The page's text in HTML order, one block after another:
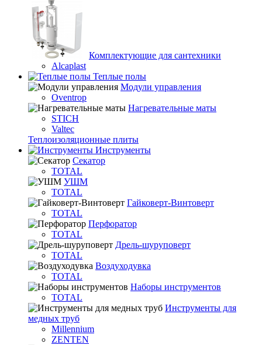
Комплектующие для сантехники
Alcaplast
Теплые полы
Модули управления
Oventrop
Нагревательные маты
STICH
Valtec
Теплоизоляционные плиты
Инструменты
Секатор
TOTAL
УШМ
TOTAL
Гайковерт-Винтоверт
TOTAL
Перфоратор
TOTAL
Дрель-шуруповерт
TOTAL
Воздуходувка
TOTAL
Наборы инструментов
TOTAL
Инструменты для
медных труб
Millennium
ZENTEN